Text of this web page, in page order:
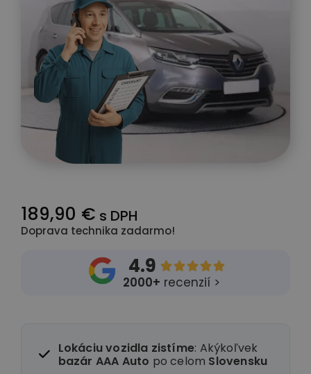
189,90 € s DPH
Doprava technika zadarmo!
4.9 
2000+ recenzií >
Lokáciu vozidla zistíme: Akýkoľvek
bazár AAA Auto po celom Slovensku